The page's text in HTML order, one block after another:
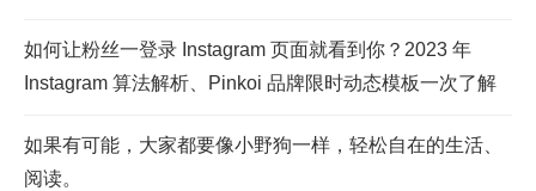
如何让粉丝一登录 Instagram 页面就看到你？2023 年
Instagram 算法解析、Pinkoi 品牌限时动态模板一次了解
如果有可能，大家都要像小野狗一样，轻松自在的生活、
阅读。